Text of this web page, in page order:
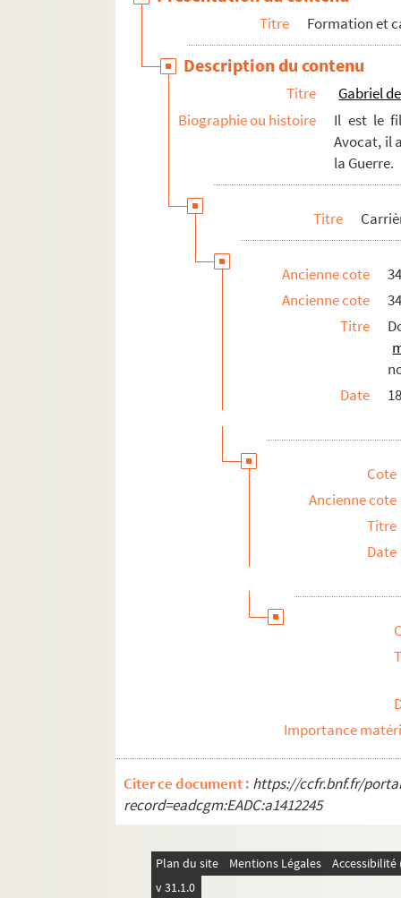
Titre Formation et
Description du contenu
Titre
Gabriel
Biographie ou histoire
Il est le
Avocat, il
la Guerre.
Titre
Ancienne cote
Ancienne cote
Titre
Date
Cote
Ancienne cote
Titre
Date
Importance
Citer ce document : https://ccfr.bnf.fr/
record=eadcgm:EADC:a1412245
Plan du site Mentions Légales
v 31.1.0